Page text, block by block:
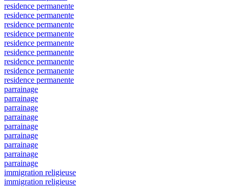
residence permanente
residence permanente
residence permanente
residence permanente
residence permanente
residence permanente
residence permanente
residence permanente
residence permanente
parrainage
parrainage
parrainage
parrainage
parrainage
parrainage
parrainage
parrainage
parrainage
immigration religieuse
immigration religieuse